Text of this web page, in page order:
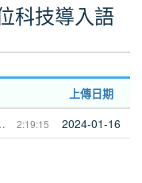
科技導入語
上傳日期
2:19:15 2024-01-16